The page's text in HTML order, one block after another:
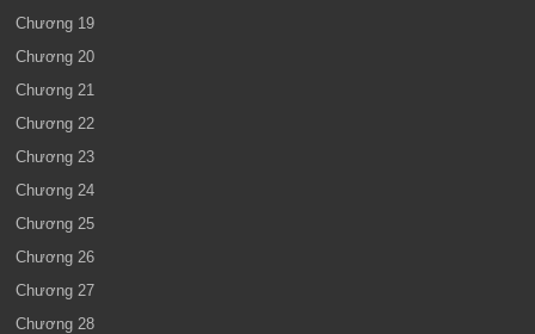
Chương 19
Chương 20
Chương 21
Chương 22
Chương 23
Chương 24
Chương 25
Chương 26
Chương 27
Chương 28